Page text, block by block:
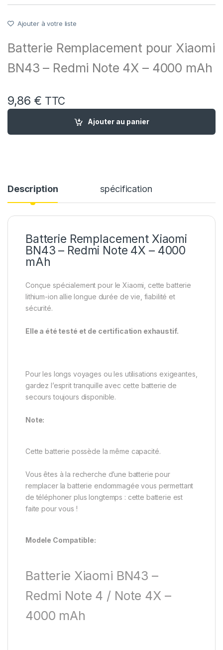
Ajouter à votre liste
Batterie Remplacement pour Xiaomi
BN43 – Redmi Note 4X – 4000 mAh
9,86 € TTC
quantité de Batterie Remplacement pour Xiaomi BN43 -
Ajouter au panier
Description spécification
Batterie Remplacement Xiaomi
BN43 – Redmi Note 4X – 4000
mAh
Conçue spécialement pour le Xiaomi, cette batterie
lithium-ion allie longue durée de vie, fiabilité et
sécurité.
Elle a été testé et de certification exhaustif.
Pour les longs voyages ou les utilisations exigeantes,
gardez l’esprit tranquille avec cette batterie de
secours toujours disponible.
Note:
Cette batterie possède la même capacité.
Vous êtes à la recherche d’une batterie pour
remplacer la batterie endommagée vous permettant
de téléphoner plus longtemps : cette batterie est
faite pour vous !
Modele Compatible:
Batterie Xiaomi BN43 –
Redmi Note 4 / Note 4X –
4000 mAh